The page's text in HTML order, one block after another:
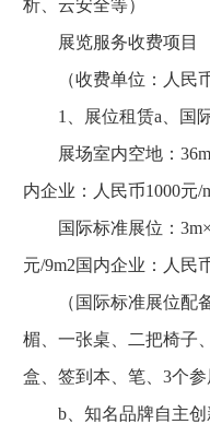
析、云安全等）
展览服务收费项目
（收费单位：人民币
1、展位租赁a、国际
展场室内空地：
内企业：人民币1000元/
国际标准展位：
元/9m2国内企业：人民
（国际标准展位配备
楣、一张桌、二把椅子
盒、签到本、笔、3个参
b、知名品牌自主创